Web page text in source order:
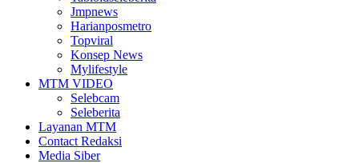
Jmpnews
Harianposmetro
Topviral
Konsep News
Mylifestyle
MTM VIDEO
Selebcam
Seleberita
Layanan MTM
Contact Redaksi
Media Siber